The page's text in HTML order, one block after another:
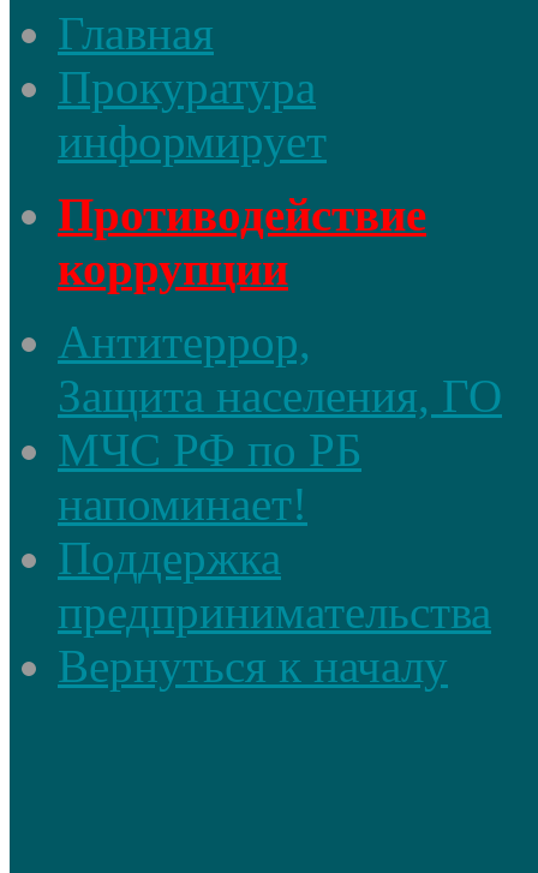
Главная
Прокуратура
информирует
Противодействие
коррупции
Антитеррор,
Защита населения, ГО
МЧС РФ по РБ
напоминает!
Поддержка
предпринимательства
Вернуться к началу